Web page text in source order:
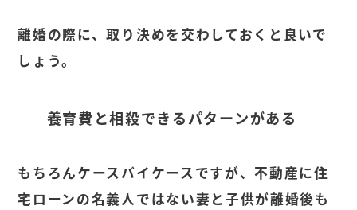
離婚の際に、取り決めを交わしておくと良いで
しょう。
養育費と相殺できるパターンがある
もちろんケースバイケースですが、不動産に住
宅ローンの名義人ではない妻と子供が離婚後も